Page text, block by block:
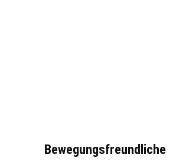
Bewegungsfreundliche